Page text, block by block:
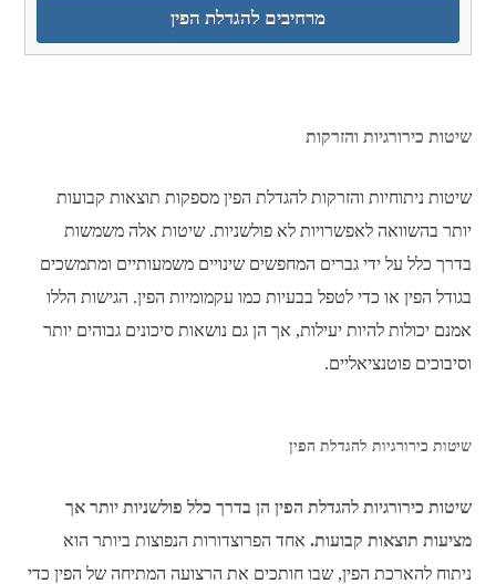
מרחיבים להגדלת הפין
שיטות כירורגיות והזרקות
שיטות ניתוחיות והזרקות להגדלת הפין מספקות תוצאות קבועות
יותר בהשוואה לאפשרויות לא פולשניות. שיטות אלה משמשות
בדרך כלל על ידי גברים המחפשים שינויים משמעותיים ומתמשכים
בגודל הפין או כדי לטפל בבעיות כמו עקמומיות הפין. הגישות הללו
אמנם יכולות להיות יעילות, אך הן גם נושאות סיכונים גבוהים יותר
וסיבוכים פוטנציאליים.
שיטות כירורגיות להגדלת הפין
שיטות כירורגיות להגדלת הפין הן בדרך כלל פולשניות יותר אך
מציעות תוצאות קבועות. אחד הפרוצדורות הנפוצות ביותר הוא
ניתוח להארכת הפין, שבו חותכים את הרצועה המתיחה של הפין כדי